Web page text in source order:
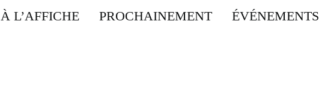
À L’AFFICHE PROCHAINEMENT ÉVÉNEMENTS